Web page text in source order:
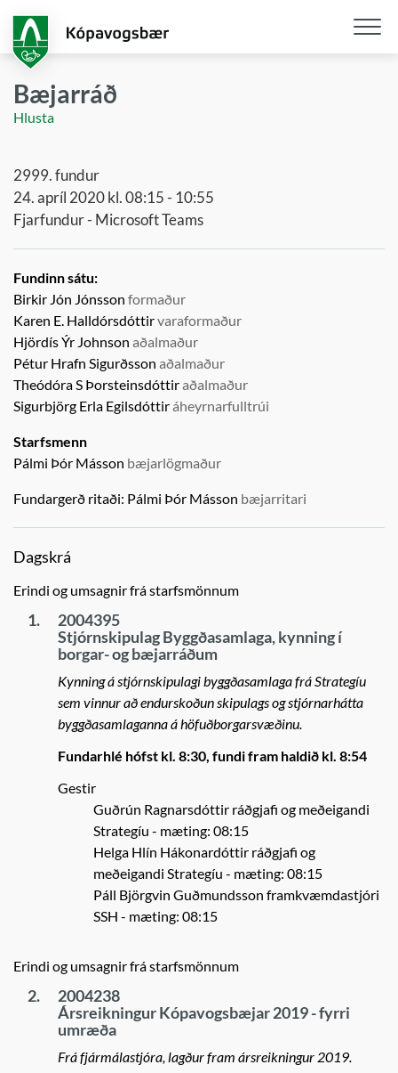
aðalefni
Bæjarráð
Hlusta
2999. fundur
24. apríl 2020 kl. 08:15 - 10:55
Fjarfundur - Microsoft Teams
Fundinn sátu:
Birkir Jón Jónsson formaður
Karen E. Halldórsdóttirvaraformaður
Hjördís Ýr Johnson aðalmaður
Pétur Hrafn Sigurðsson aðalmaður
Theódóra S Þorsteinsdóttiraðalmaður
Sigurbjörg Erla Egilsdóttiráheyrnarfulltrúi
Starfsmenn
Pálmi Þór Másson bæjarlögmaður
Fundargerð ritaði: Pálmi Þór Másson bæjarritari
Dagskrá
Erindi og umsagnir frá starfsmönnum
1.
2004395
Stjórnskipulag Byggðasamlaga, kynning í
borgar- og bæjarráðum
Kynning á stjórnskipulagi byggðasamlaga frá Strategíu
sem vinnur að endurskoðun skipulags og stjórnarhátta
byggðasamlaganna á höfuðborgarsvæðinu.
Fundarhlé hófst kl. 8:30, fundi fram haldið kl. 8:54
Gestir
Guðrún Ragnarsdóttir ráðgjafi og meðeigandi
Strategíu - mæting: 08:15
Helga Hlín Hákonardóttir ráðgjafi og
meðeigandi Strategíu - mæting: 08:15
Páll Björgvin Guðmundsson framkvæmdastjóri
SSH - mæting: 08:15
Erindi og umsagnir frá starfsmönnum
2.
2004238
Ársreikningur Kópavogsbæjar 2019 - fyrri
umræða
Frá fjármálastjóra, lagður fram ársreikningur 2019.
Opna